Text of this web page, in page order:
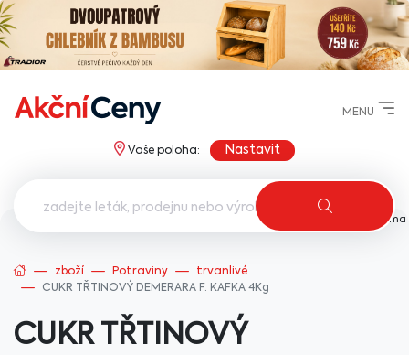
MENU
Vaše poloha: Nastavit
AkcniCeny.cz
zboží Potraviny
trvanlivé
CUKR TŘTINOVÝ DEMERARA F. KAFKA 4Kg
CUKR TŘTINOVÝ